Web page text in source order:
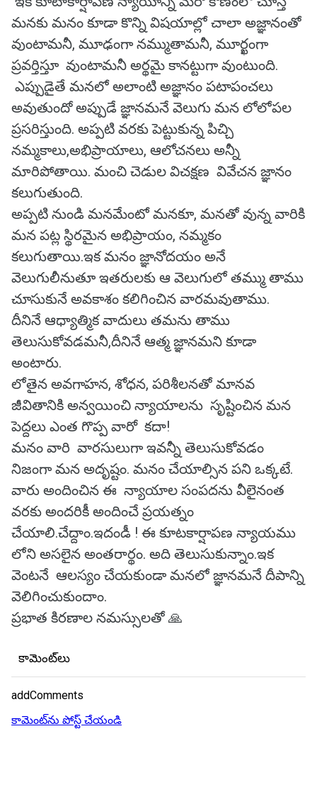
మనకు మనం కూడా కొన్ని విషయాల్లో చాలా అజ్ఞానంతో
వుంటామనీ, మూఢంగా నమ్ముతామనీ, మూర్ఖంగా
ప్రవర్తిస్తూ వుంటామనీ అర్థమై కానట్టుగా వుంటుంది.
ఎప్పుడైతే మనలో అలాంటి అజ్ఞానం పటాపంచలు
అవుతుందో అప్పుడే జ్ఞానమనే వెలుగు మన లోలోపల
ప్రసరిస్తుంది. అప్పటి వరకు పెట్టుకున్న పిచ్చి
నమ్మకాలు,అభిప్రాయాలు, ఆలోచనలు అన్నీ
మారిపోతాయి. మంచి చెడుల విచక్షణ వివేచన జ్ఞానం
కలుగుతుంది.
అప్పటి నుండి మనమేంటో మనకూ, మనతో వున్న వారికి
మన పట్ల స్థిరమైన అభిప్రాయం, నమ్మకం
కలుగుతాయి.ఇక మనం జ్ఞానోదయం అనే
వెలుగులీనుతూ ఇతరులకు ఆ వెలుగులో తమ్ము తాము
చూసుకునే అవకాశం కలిగించిన వారమవుతాము.
దీనినే ఆధ్యాత్మిక వాదులు తమను తాము
తెలుసుకోవడమనీ,దీనినే ఆత్మ జ్ఞానమని కూడా
అంటారు.
లోతైన అవగాహన, శోధన, పరిశీలనతో మానవ
జీవితానికి అన్వయించి న్యాయాలను సృష్టించిన మన
పెద్దలు ఎంత గొప్ప వారో కదా!
మనం వారి వారసులుగా ఇవన్నీ తెలుసుకోవడం
నిజంగా మన అదృష్టం. మనం చేయాల్సిన పని ఒక్కటే.
వారు అందించిన ఈ న్యాయాల సంపదను వీలైనంత
వరకు అందరికీ అందించే ప్రయత్నం
చేయాలి.చేద్దాం.ఇదండీ ! ఈ కూటకార్షాపణ న్యాయము
లోని అసలైన అంతరార్థం. అది తెలుసుకున్నాం.ఇక
వెంటనే ఆలస్యం చేయకుండా మనలో జ్ఞానమనే దీపాన్ని
వెలిగించుకుందాం.
ప్రభాత కిరణాల నమస్సులతో 🙏
కామెంట్‌లు
addComments
కామెంట్‌ను పోస్ట్ చేయండి